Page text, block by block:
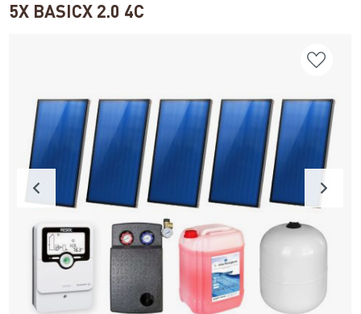
5X BASICX 2.0 4C